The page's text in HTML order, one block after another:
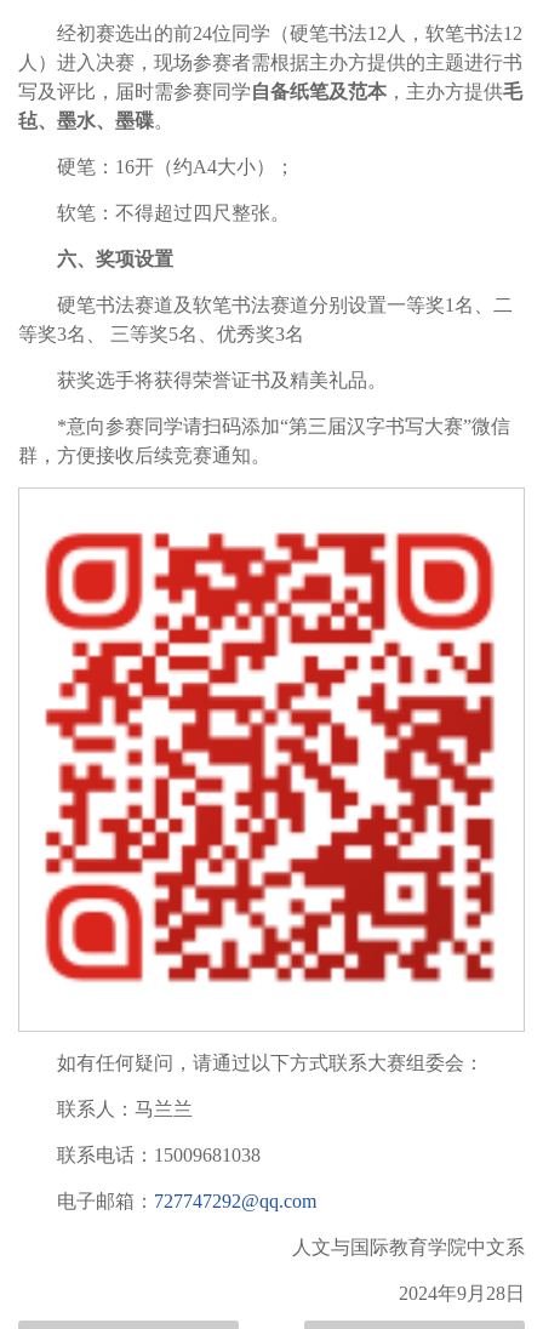
经初赛选出的前24位同学（硬笔书法12人，软笔书法12
人）进入决赛，现场参赛者需根据主办方提供的主题进行书
写及评比，届时需参赛同学自备纸笔及范本 ，主办方提供毛
毡、墨水、墨碟。
硬笔：16开（约A4大小）；
软笔：不得超过四尺整张。
六、奖项设置
硬笔书法赛道及软笔书法赛道分别设置一等奖1名、二
等奖3名、 三等奖5名、优秀奖3名
获奖选手将获得荣誉证书及精美礼品。
*意向参赛同学请扫码添加“第三届汉字书写大赛”微信
群，方便接收后续竞赛通知。
如有任何疑问，请通过以下方式联系大赛组委会：
联系人：马兰兰
联系电话：15009681038
电子邮箱： 727747292@qq.com
人文与国际教育学院中文系
2024年9月28日